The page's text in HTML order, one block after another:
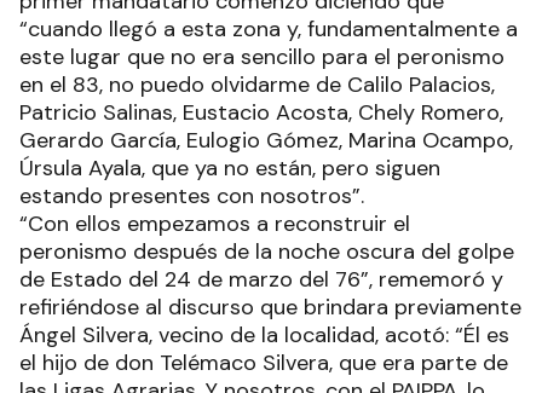
“cuando llegó a esta zona y, fundamentalmente a
este lugar que no era sencillo para el peronismo
en el 83, no puedo olvidarme de Calilo Palacios,
Patricio Salinas, Eustacio Acosta, Chely Romero,
Gerardo García, Eulogio Gómez, Marina Ocampo,
Úrsula Ayala, que ya no están, pero siguen
estando presentes con nosotros”.
“Con ellos empezamos a reconstruir el
peronismo después de la noche oscura del golpe
de Estado del 24 de marzo del 76”, rememoró y
refiriéndose al discurso que brindara previamente
Ángel Silvera, vecino de la localidad, acotó: “Él es
el hijo de don Telémaco Silvera, que era parte de